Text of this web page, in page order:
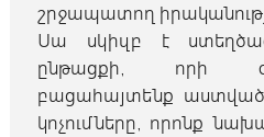
շրջապատող
Սա սկիզբ է
ընթացքի, որի
բացահայտենք
կոչումները, որոնք